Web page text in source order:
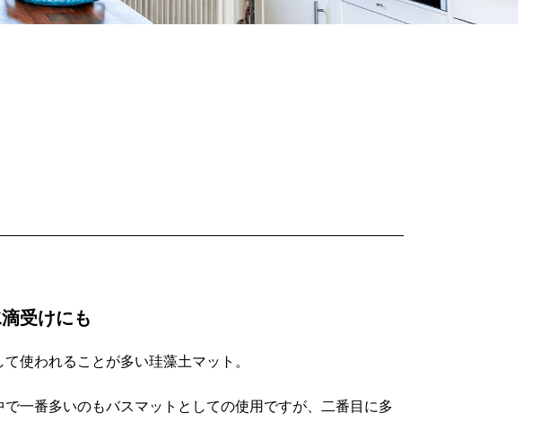
受けにも
使われることが多い珪藻土マット。
で一番多いのもバスマットとしての使用ですが、二番目に多